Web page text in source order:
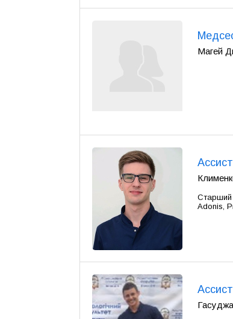
Магей
Старший
Adonis,